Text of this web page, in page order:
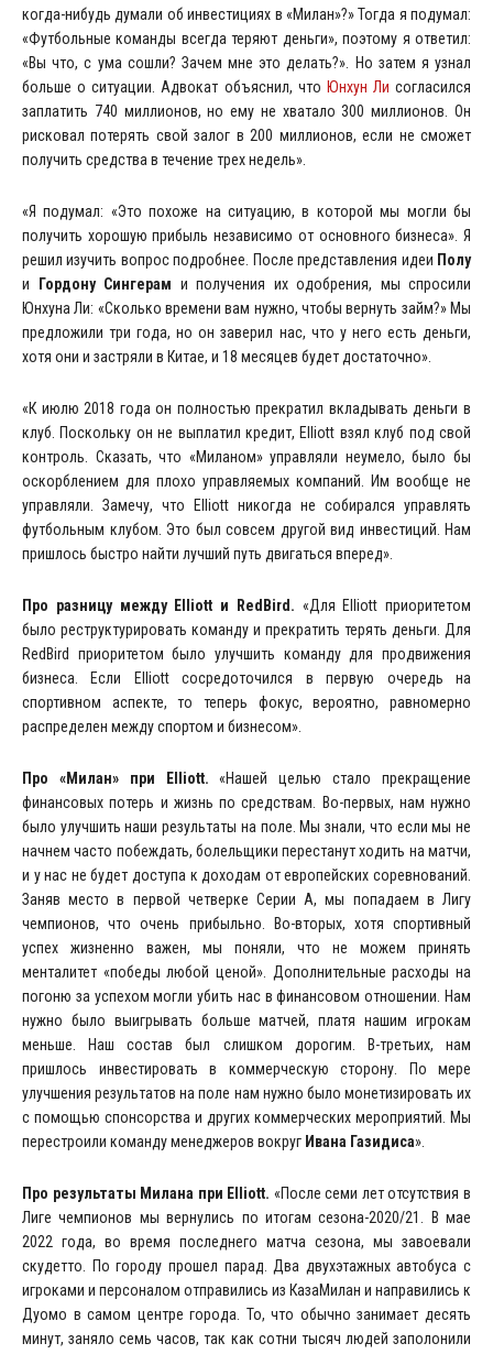
когда-нибудь думали об инвестициях в «Милан»?» Тогда я подумал:
«Футбольные команды всегда теряют деньги», поэтому я ответил:
«Вы что, с ума сошли? Зачем мне это делать?». Но затем я узнал
больше о ситуации. Адвокат объяснил, что Юнхун Ли согласился
заплатить 740 миллионов, но ему не хватало 300 миллионов. Он
рисковал потерять свой залог в 200 миллионов, если не сможет
получить средства в течение трех недель».
«Я подумал: «Это похоже на ситуацию, в которой мы могли бы
получить хорошую прибыль независимо от основного бизнеса». Я
решил изучить вопрос подробнее. После представления идеи Полу
и Гордону Сингерам и получения их одобрения, мы спросили
Юнхуна Ли: «Сколько времени вам нужно, чтобы вернуть займ?» Мы
предложили три года, но он заверил нас, что у него есть деньги,
хотя они и застряли в Китае, и 18 месяцев будет достаточно».
«К июлю 2018 года он полностью прекратил вкладывать деньги в
клуб. Поскольку он не выплатил кредит, Elliott взял клуб под свой
контроль. Сказать, что «Миланом» управляли неумело, было бы
оскорблением для плохо управляемых компаний. Им вообще не
управляли. Замечу, что Elliott никогда не собирался управлять
футбольным клубом. Это был совсем другой вид инвестиций. Нам
пришлось быстро найти лучший путь двигаться вперед».
Про разницу между Elliott и RedBird. «Для Elliott приоритетом
было реструктурировать команду и прекратить терять деньги. Для
RedBird приоритетом было улучшить команду для продвижения
бизнеса. Если Elliott сосредоточился в первую очередь на
спортивном аспекте, то теперь фокус, вероятно, равномерно
распределен между спортом и бизнесом».
Про «Милан» при Elliott. «Нашей целью стало прекращение
финансовых потерь и жизнь по средствам. Во-первых, нам нужно
было улучшить наши результаты на поле. Мы знали, что если мы не
начнем часто побеждать, болельщики перестанут ходить на матчи,
и у нас не будет доступа к доходам от европейских соревнований.
Заняв место в первой четверке Серии А, мы попадаем в Лигу
чемпионов, что очень прибыльно. Во-вторых, хотя спортивный
успех жизненно важен, мы поняли, что не можем принять
менталитет «победы любой ценой». Дополнительные расходы на
погоню за успехом могли убить нас в финансовом отношении. Нам
нужно было выигрывать больше матчей, платя нашим игрокам
меньше. Наш состав был слишком дорогим. В-третьих, нам
пришлось инвестировать в коммерческую сторону. По мере
улучшения результатов на поле нам нужно было монетизировать их
с помощью спонсорства и других коммерческих мероприятий. Мы
перестроили команду менеджеров вокруг Ивана Газидиса».
Про результаты Милана при Elliott. «После семи лет отсутствия в
Лиге чемпионов мы вернулись по итогам сезона-2020/21. В мае
2022 года, во время последнего матча сезона, мы завоевали
скудетто. По городу прошел парад. Два двухэтажных автобуса с
игроками и персоналом отправились из КазаМилан и направились к
Дуомо в самом центре города. То, что обычно занимает десять
минут, заняло семь часов, так как сотни тысяч людей заполонили